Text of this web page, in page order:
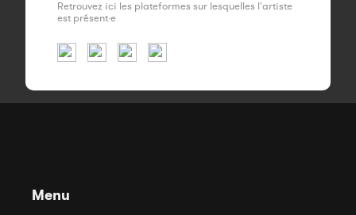
Retrouvez ici les plateformes sur lesquelles l'artiste
est présent·e
Menu